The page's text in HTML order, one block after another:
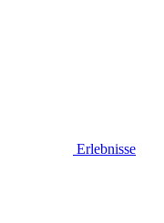
Erlebnisse